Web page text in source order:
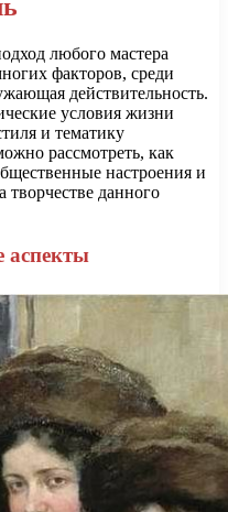
любого мастера
факторов, среди
действительность.
условия жизни
и тематику
рассмотреть, как
настроения и
творчестве данного
аспекты